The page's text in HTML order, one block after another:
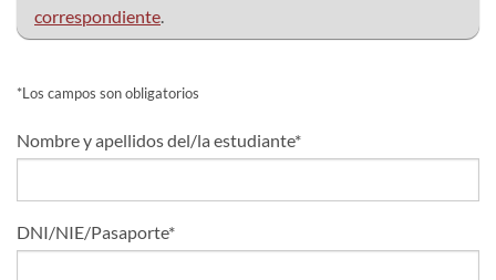
correspondiente
*Los campos son obligatorios
Nombre y apellidos del/la estudiante*
DNI/NIE/Pasaporte*